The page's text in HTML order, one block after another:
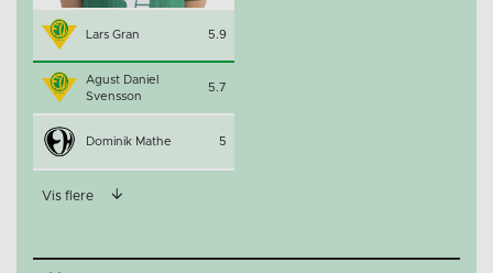
Lars Gran 5.9
Agust Daniel
Svensson
5.7
Dominik Mathe 5
Vis flere